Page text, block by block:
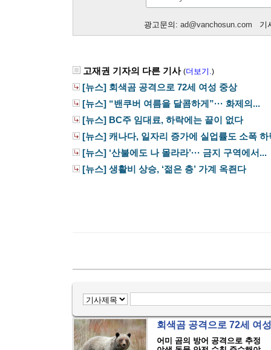
광고문의: ad@vanchosun.com 기
고재권 기자의 다른 기사 (더보기.)
[뉴스] 회색곰 공격으로 72세 여성 중상
[뉴스] “밴쿠버 여름을 달콤하게”··· 화제의...
[뉴스] BC주 임대료, 하락에는 끝이 없다
[뉴스] 캐나다, 일자리 증가에 실업률도 소폭 하
[뉴스] ‘산불에도 나 몰라라’··· 금지 구역에서...
[뉴스] 생활비 상승, ‘젊은 층’ 가계 옥죈다
회색곰 공격으로 72세 여
어미 곰의 방어 공격으로 추정